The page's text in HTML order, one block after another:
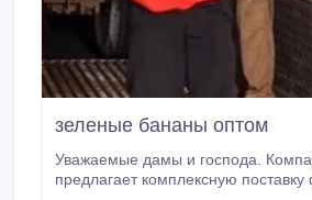
зеленые бананы оптом
Уважаемые дамы и господа. Компания ГК Интегро
предлагает комплексную поставку